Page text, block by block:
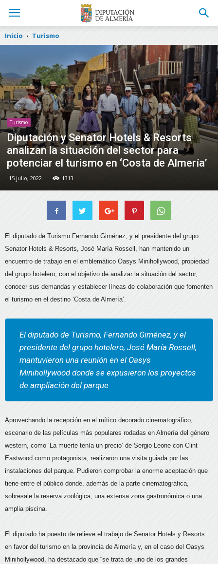
Inicio Turismo
Turismo
Diputación y Senator Hotels & Resorts
analizan la situación del sector para
potenciar el turismo en ‘Costa de Almería’
15 julio, 2022 1313
El diputado de Turismo Fernando Giménez, y el presidente del grupo
Senator Hotels & Resorts, José María Rossell, han mantenido un
encuentro de trabajo en el emblemático Oasys Minihollywood, propiedad
del grupo hotelero, con el objetivo de analizar la situación del sector,
conocer sus demandas y establecer líneas de colaboración que fomenten
el turismo en el destino ‘Costa de Almería’.
El diputado de Turismo, Fernando Giménez, y el
presidente del grupo hotelero, José María Rossell,
mantuvieron una reunión en el Oasys
Minihollywood donde se expusieron los proyectos
de ampliación del parque
Aprovechando la recepción en el mítico decorado cinematográfico,
escenario de las películas más populares rodadas en Almería del género
western, como ‘La muerte tenía un precio’ de Sergio Leone con Clint
Eastwood como protagonista, realizaron una visita guiada por las
instalaciones del parque. Pudieron comprobar la enorme aceptación que
tiene entre el público donde, además de la parte cinematográfica,
sobresale la reserva zoológica, una extensa zona gastronómica o una
amplia piscina.
El diputado ha puesto de relieve el trabajo de Senator Hotels y Resorts
en favor del turismo en la provincia de Almería y, en el caso del Oasys
Minihollywood, ha destacado que “se trata de uno de los grandes